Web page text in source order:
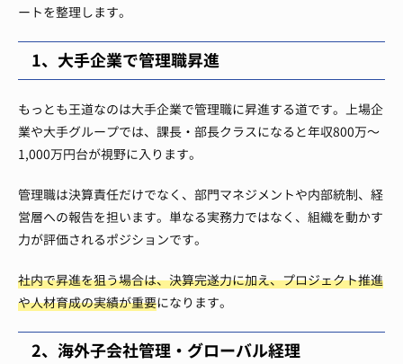
ートを整理します。
1、大手企業で管理職昇進
もっとも王道なのは大手企業で管理職に昇進する道です。上場企
業や大手グループでは、課長・部長クラスになると年収800万〜
1,000万円台が視野に入ります。
管理職は決算責任だけでなく、部門マネジメントや内部統制、経
営層への報告を担います。単なる実務力ではなく、組織を動かす
力が評価されるポジションです。
社内で昇進を狙う場合は、決算完遂力に加え、プロジェクト推進
や人材育成の実績が重要になります。
2、海外子会社管理・グローバル経理